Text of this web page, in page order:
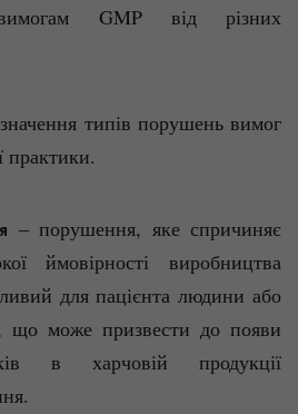
вимогам GMP від різних
типів порушень вимог
практики.
‒ порушення, яке спричиняє
ймовірності виробництва
для пацієнта людини або
що може призвести до появи
в харчовій продукції